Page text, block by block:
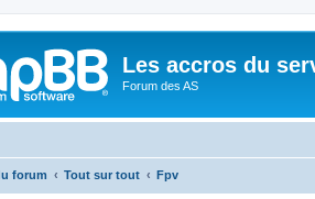
Les accros du
Forum des AS
forum Tout sur tout Fpv